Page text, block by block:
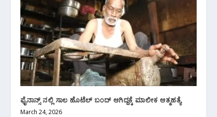
ಫೈನಾನ್ಸ್ ನಲ್ಲಿ ಸಾಲ ಹೊಟೆಲ್ ಬಂದ್ ಆಗಿದ್ದಕ್ಕೆ ಮಾಲೀಕ ಆತ್ಮಹತ್ಯೆ
March 24, 2026